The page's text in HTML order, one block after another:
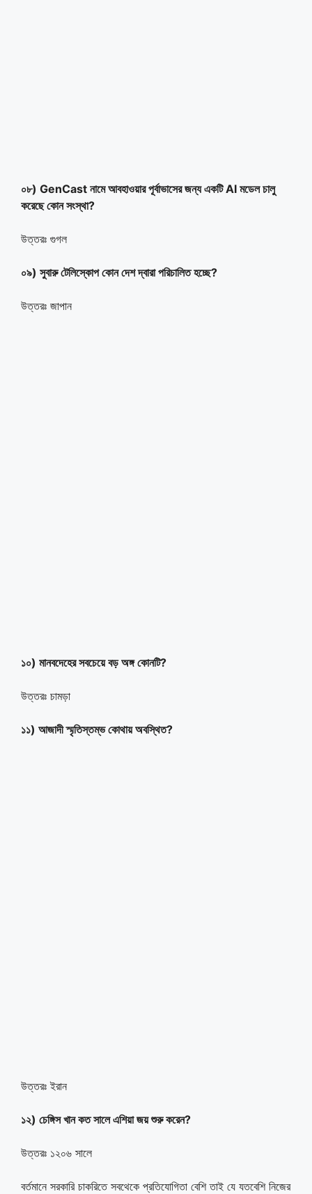
০৮) GenCast নামে আবহাওয়ার পূর্বাভাসের জন্য একটি AI মডেল চালু
করেছে কোন সংস্থা?
উত্তরঃ গুগল
০৯) সুবারু টেলিস্কোপ কোন দেশ দ্বারা পরিচালিত হচ্ছে?
উত্তরঃ জাপান
১০) মানবদেহের সবচেয়ে বড় অঙ্গ কোনটি?
উত্তরঃ চামড়া
১১) আজাদী স্মৃতিস্তম্ভ কোথায় অবস্থিত?
উত্তরঃ ইরান
১২) চেঙ্গিস খান কত সালে এশিয়া জয় শুরু করেন?
উত্তরঃ ১২০৬ সালে
বর্তমানে সরকারি চাকরিতে সবথেকে প্রতিযোগিতা বেশি তাই যে যতবেশি নিজের